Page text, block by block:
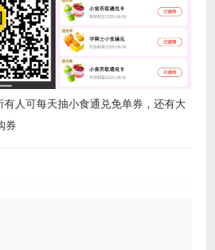
有人可每天抽小食通兑免单券，还有大
券